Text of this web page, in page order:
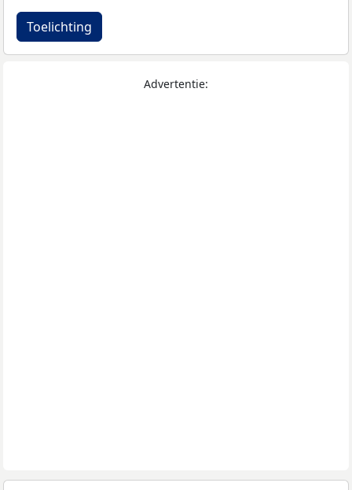
Toelichting
Advertentie: